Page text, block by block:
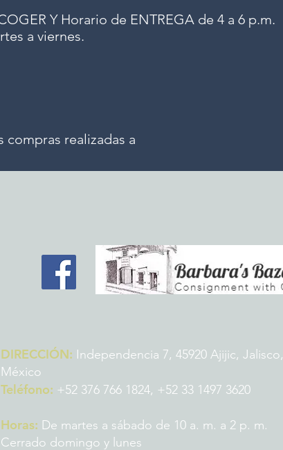
Y Horario de ENTREGA de 4 a 6 p.m.
a viernes.
compras realizadas a
DIRECCIÓN: Independencia 7, 45920 Ajijic, Jalisco,
México
Teléfono: +52 376 766 1824, +52 33 1497 3620
Horas: De martes a sábado de 10 a. m. a 2 p. m.
Cerrado domingo y lunes